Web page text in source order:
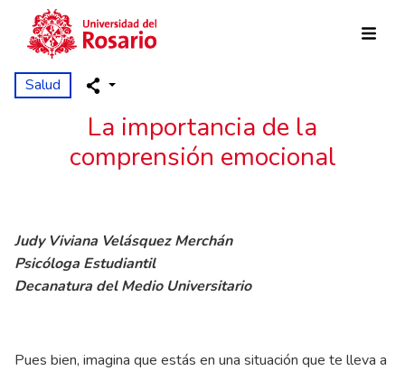
Pasar al contenido principal
Salud
La importancia de la
comprensión emocional
Judy Viviana Velásquez Merchán
Psicóloga Estudiantil
Decanatura del Medio Universitario
Pues bien, imagina que estás en una situación que te lleva a